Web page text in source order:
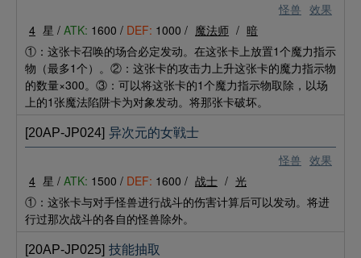
怪兽 效果
4 星 / ATK: 1600 / DEF: 1000 / 魔法师 / 暗
①：这张卡召唤的场合必定发动。在这张卡上放置1个魔力指示
物（最多1个）。②：这张卡的攻击力上升这张卡的魔力指示物
的数量×300。③：可以将这张卡的1个魔力指示物取除，以场
上的1张魔法陷阱卡为对象发动。将那张卡破坏。
怪兽 效果
[20AP-JP024] 异次元的女戦士
4 星 / ATK: 1500 / DEF: 1600 / 战士 / 光
①：这张卡与对手怪兽进行战斗的伤害计算后可以发动。将进
行过那次战斗的各自的怪兽除外。
[20AP-JP025] 技能抽取